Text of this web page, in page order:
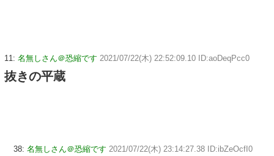
11: 名無しさん＠恐縮です 2021/07/22(木) 22:52:09.10 ID:aoDeqPcc0
抜きの平蔵
38: 名無しさん＠恐縮です 2021/07/22(木) 23:14:27.38 ID:ibZeOcfI0